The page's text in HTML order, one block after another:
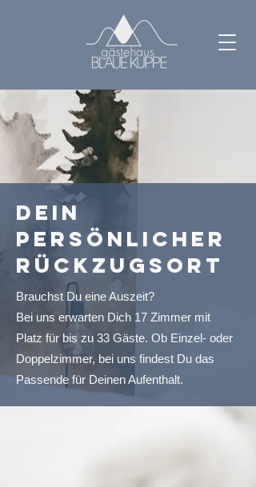
Dein
persönlicher
Rückzugsort
Brauchst Du eine Auszeit?
Bei uns erwarten Dich 17 Zimmer mit
Platz für bis zu 33 Gäste. Ob Einzel- oder
Doppelzimmer, bei uns findest Du das
Passende für Deinen Aufenthalt.